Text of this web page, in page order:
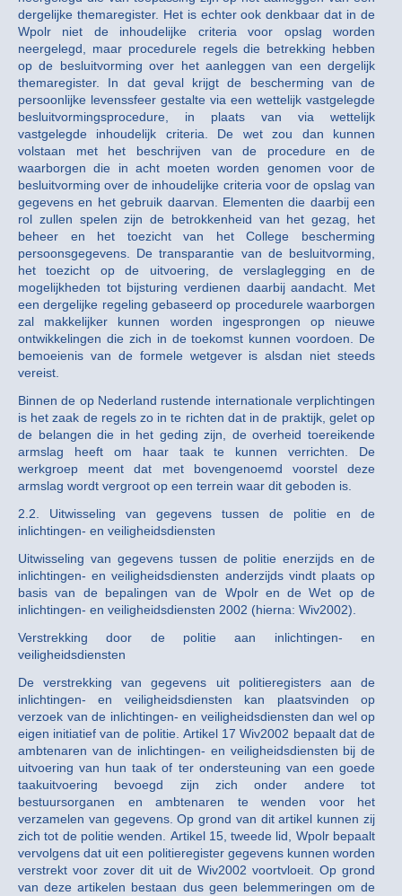
dergelijke themaregister. Het is echter ook denkbaar dat in de
Wpolr niet de inhoudelijke criteria voor opslag worden
neergelegd, maar procedurele regels die betrekking hebben
op de besluitvorming over het aanleggen van een dergelijk
themaregister. In dat geval krijgt de bescherming van de
persoonlijke levenssfeer gestalte via een wettelijk vastgelegde
besluitvormingsprocedure, in plaats van via wettelijk
vastgelegde inhoudelijk criteria. De wet zou dan kunnen
volstaan met het beschrijven van de procedure en de
waarborgen die in acht moeten worden genomen voor de
besluitvorming over de inhoudelijke criteria voor de opslag van
gegevens en het gebruik daarvan. Elementen die daarbij een
rol zullen spelen zijn de betrokkenheid van het gezag, het
beheer en het toezicht van het College bescherming
persoonsgegevens. De transparantie van de besluitvorming,
het toezicht op de uitvoering, de verslaglegging en de
mogelijkheden tot bijsturing verdienen daarbij aandacht. Met
een dergelijke regeling gebaseerd op procedurele waarborgen
zal makkelijker kunnen worden ingesprongen op nieuwe
ontwikkelingen die zich in de toekomst kunnen voordoen. De
bemoeienis van de formele wetgever is alsdan niet steeds
vereist.
Binnen de op Nederland rustende internationale verplichtingen
is het zaak de regels zo in te richten dat in de praktijk, gelet op
de belangen die in het geding zijn, de overheid toereikende
armslag heeft om haar taak te kunnen verrichten. De
werkgroep meent dat met bovengenoemd voorstel deze
armslag wordt vergroot op een terrein waar dit geboden is.
2.2. Uitwisseling van gegevens tussen de politie en de
inlichtingen- en veiligheidsdiensten
Uitwisseling van gegevens tussen de politie enerzijds en de
inlichtingen- en veiligheidsdiensten anderzijds vindt plaats op
basis van de bepalingen van de Wpolr en de Wet op de
inlichtingen- en veiligheidsdiensten 2002 (hierna: Wiv2002).
Verstrekking door de politie aan inlichtingen- en
veiligheidsdiensten
De verstrekking van gegevens uit politieregisters aan de
inlichtingen- en veiligheidsdiensten kan plaatsvinden op
verzoek van de inlichtingen- en veiligheidsdiensten dan wel op
eigen initiatief van de politie. Artikel 17 Wiv2002 bepaalt dat de
ambtenaren van de inlichtingen- en veiligheidsdiensten bij de
uitvoering van hun taak of ter ondersteuning van een goede
taakuitvoering bevoegd zijn zich onder andere tot
bestuursorganen en ambtenaren te wenden voor het
verzamelen van gegevens. Op grond van dit artikel kunnen zij
zich tot de politie wenden. Artikel 15, tweede lid, Wpolr bepaalt
vervolgens dat uit een politieregister gegevens kunnen worden
verstrekt voor zover dit uit de Wiv2002 voortvloeit. Op grond
van deze artikelen bestaan dus geen belemmeringen om de